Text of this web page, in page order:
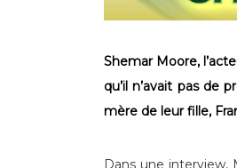
Shemar Moore,
qu’il n’avait pas de
mère de leur fille,
Dans une interview,